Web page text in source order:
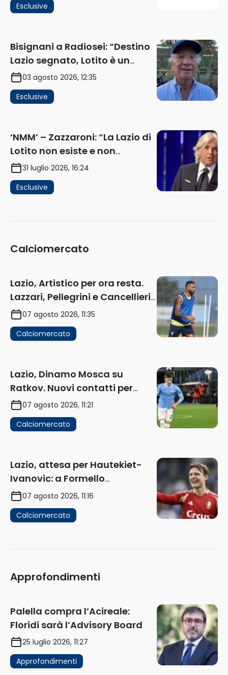
ricavi” (AUDIO)
Esclusive
Bisignani a Radiosei: “Destino
Lazio segnato, Lotito è un
problema, la chiave sono
Flaminio e politica. La protesta
e gli interessi dei fondi”
03 agosto 2026, 12:35
Esclusive
‘NMM’ – Zazzaroni: “La Lazio di
Lotito non esiste e non
funziona più. E’ ora di lasciare,
ma lui non ascolta. Pignataro?
Ho verificato…” (AUDIO)
31 luglio 2026, 16:24
Esclusive
Calciomercato
Lazio, Artistico per ora resta.
Lazzari, Pellegrini e Cancellieri
in uscita
07 agosto 2026, 11:35
Calciomercato
Lazio, Dinamo Mosca su
Ratkov. Nuovi contatti per
Pinamonti
07 agosto 2026, 11:21
Calciomercato
Lazio, attesa per Hautekiet-
Ivanovic: a Formello
attendono risposte
07 agosto 2026, 11:16
Calciomercato
Approfondimenti
Palella compra l’Acireale:
Floridi sarà l’Advisory Board
25 luglio 2026, 11:27
Approfondimenti